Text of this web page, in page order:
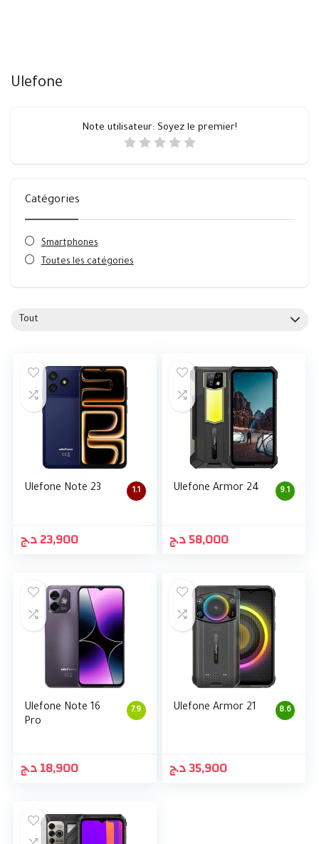
Ulefone
Note utilisateur: Soyez le premier!
Catégories
Smartphones
Toutes les catégories
Tout
1.1
Ulefone Note 23
23,900د.ج
9.1
Ulefone Armor 24
58,000د.ج
7.9
Ulefone Note 16
Pro
18,900د.ج
8.6
Ulefone Armor 21
35,900د.ج